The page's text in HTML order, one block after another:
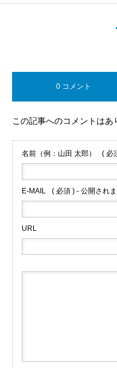
パーキンソン病や脊髄
考えるな、感じろ。【
体と心が清らかである
時間への考え方から『
再び腸活を始めました！
食事と生命観【関野良
0 コメント
この記事へのコメントはあ
名前（例：山田 太郎） ( 必
E-MAIL ( 必須 ) - 公開され
URL